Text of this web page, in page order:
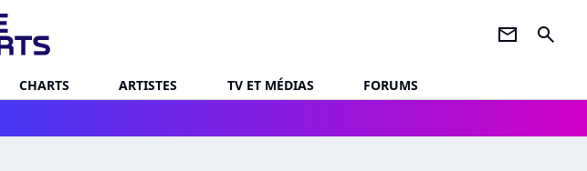
newsletter search
CHARTS ARTISTES TV ET MÉDIAS
FORUMS